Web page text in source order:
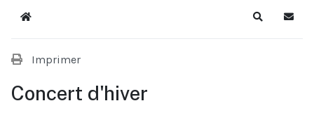
Accueil Recherche
Imprimer
Concert d'hiver